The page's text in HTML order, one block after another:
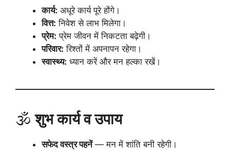
कार्य: अधूरे कार्य पूरे होंगे।
वित्त: निवेश से लाभ मिलेगा।
प्रेम: प्रेम जीवन में निकटता बढ़ेगी।
परिवार: रिश्तों में अपनापन रहेगा।
स्वास्थ्य: ध्यान करें और मन हल्का रखें।
🕉️शुभ कार्य व उपाय
सफेद वस्त्र पहनें— मन में शांति बनी रहेगी।